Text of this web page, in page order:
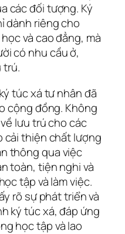
các đối tượng. Ký
dành riêng cho
và cao đẳng, mà
có nhu cầu ở,
trú.
túc xá tư nhân đã
cộng đồng. Không
lưu trú cho các
cải thiện chất lượng
thông qua việc
toàn, tiện nghi và
tập và làm việc.
rõ sự phát triển và
ký túc xá, đáp ứng
học tập và lao